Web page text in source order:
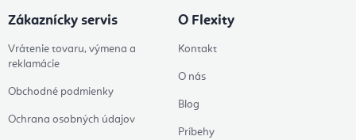
Zákaznícky servis
Vrátenie tovaru, výmena a
reklamácie
Obchodné podmienky
Ochrana osobných údajov
O Flexity
Kontakt
O nás
Blog
Príbehy